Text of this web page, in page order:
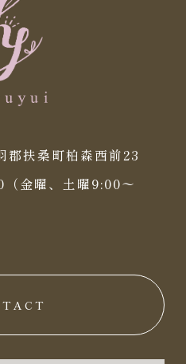
扶桑町柏森西前23
金曜、土曜9:00〜